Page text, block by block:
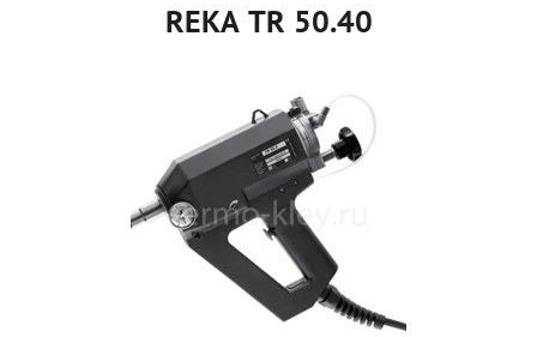
REKA TR 50.40